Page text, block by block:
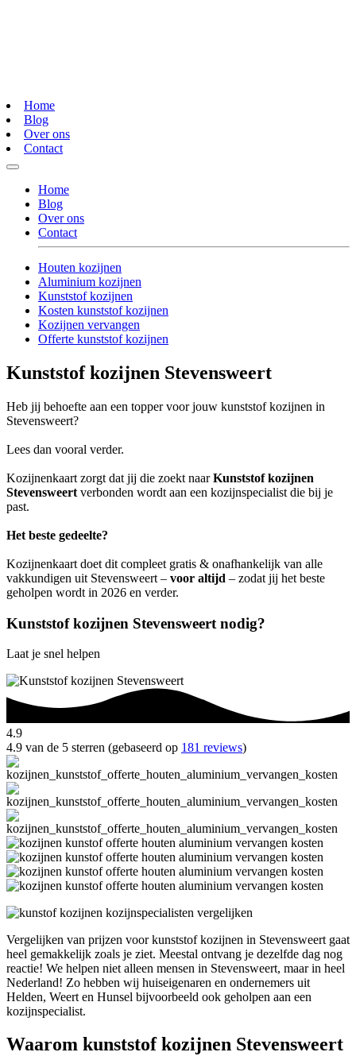
Home
Blog
Over ons
Contact
Home
Blog
Over ons
Contact
Houten kozijnen
Aluminium kozijnen
Kunststof kozijnen
Kosten kunststof kozijnen
Kozijnen vervangen
Offerte kunststof kozijnen
Kunststof kozijnen Stevensweert
Heb jij behoefte aan een topper voor jouw kunststof kozijnen in
Stevensweert?
Lees dan vooral verder.
Kozijnenkaart zorgt dat jij die zoekt naarKunststof kozijnen
Stevensweert verbonden wordt aan een kozijnspecialist die bij je
past.
Het beste gedeelte?
Kozijnenkaart doet dit compleet gratis & onafhankelijk van alle
vakkundigen uit Stevensweert – voor altijd – zodat jij het beste
geholpen wordt in 2026 en verder.
Kunststof kozijnen Stevensweert nodig?
Laat je snel helpen
4.9
4.9 van de 5 sterren (gebaseerd op 181 reviews)
Vergelijken van prijzen voor kunststof kozijnen in Stevensweert gaat
heel gemakkelijk zoals je ziet. Meestal ontvang je dezelfde dag nog
reactie! We helpen niet alleen mensen in Stevensweert, maar in heel
Nederland! Zo hebben wij huiseigenaren en ondernemers uit
Helden, Weert en Hunsel bijvoorbeeld ook geholpen aan een
kozijnspecialist.
Waarom kunststof kozijnen Stevensweert